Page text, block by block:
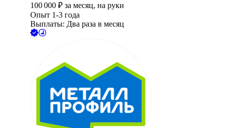
100 000 ₽ за месяц, на руки
Опыт 1-3 года
Выплаты: Два раза в месяц